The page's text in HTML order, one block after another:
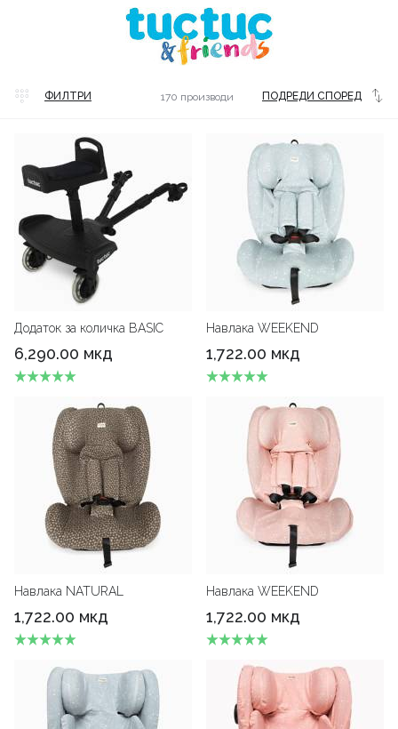
ФИЛТРИ ПОДРЕДИ СПОРЕД
170 производи
Додаток за количка BASIC
6,290.00 мкд
Навлака WEEKEND
1,722.00 мкд
Навлака NATURAL
1,722.00 мкд
Навлака WEEKEND
1,722.00 мкд